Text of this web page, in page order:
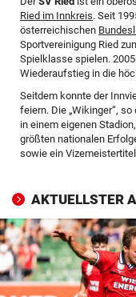
© Krone Multimedia
Ried im Innkreis. Seit
österreichischen
Sportvereinigung Ried
Spielklasse spielen.
Wiederaufstieg in die
Seitdem konnte der
feiern. Die „Wikinger“,
in einem eigenen
größten nationalen
sowie ein
AKTUELLSTER